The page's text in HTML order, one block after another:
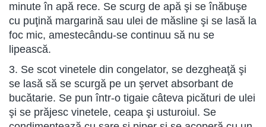
minute în apă rece. Se scurg de apă şi se înăbuşe
cu puţină margarină sau ulei de măsline şi se lasă la
foc mic, amestecându-se continuu să nu se
lipească.
3. Se scot vinetele din congelator, se dezgheaţă şi
se lasă să se scurgă pe un şervet absorbant de
bucătarie. Se pun într-o tigaie câteva picături de ulei
şi se prăjesc vinetele, ceapa şi usturoiul. Se